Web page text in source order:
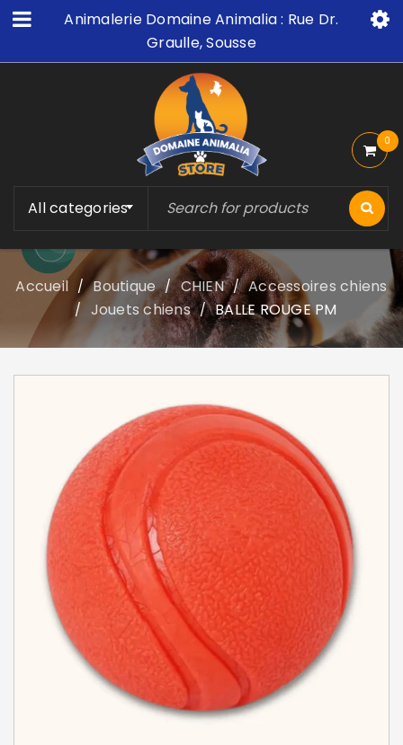
Animalerie Domaine Animalia : Rue Dr.
Graulle, Sousse
All categories
0
Accueil / Boutique / CHIEN / Accessoires chiens
/ Jouets chiens / BALLE ROUGE PM